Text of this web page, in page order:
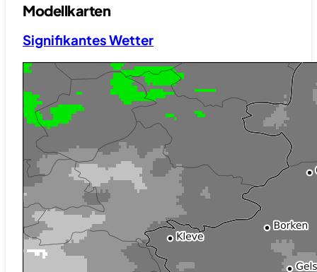
Modellkarten
Signifikantes Wetter